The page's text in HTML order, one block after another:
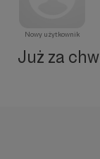
Nowy użytkownik
Już za